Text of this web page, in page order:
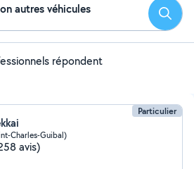
autres véhicules
répondent
Particulier
Charles-Guibal)
avis)